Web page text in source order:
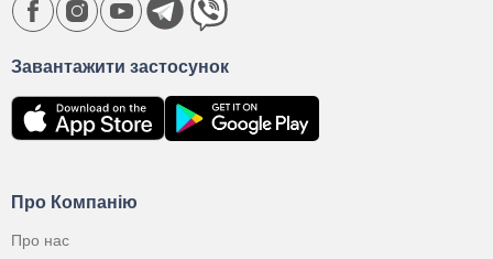
Про Компанію
Про нас
Завантажити застосунок